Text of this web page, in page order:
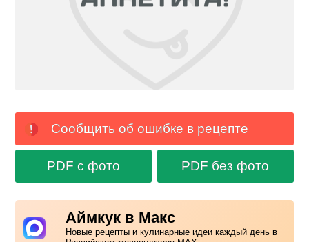
Сообщить об ошибке в рецепте
PDF с фото PDF без фото
Аймкук в Макс
Новые рецепты и кулинарные идеи каждый день в